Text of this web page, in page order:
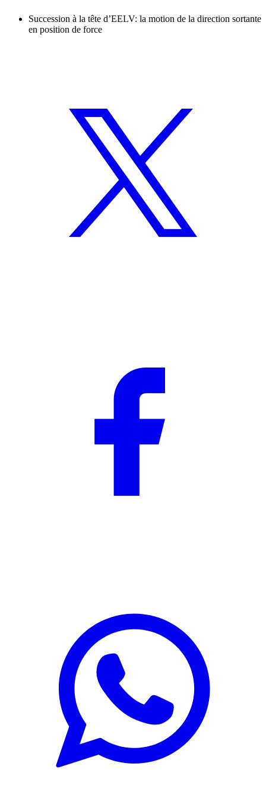
Succession à la tête d’EELV: la motion de la direction sortante
en position de force